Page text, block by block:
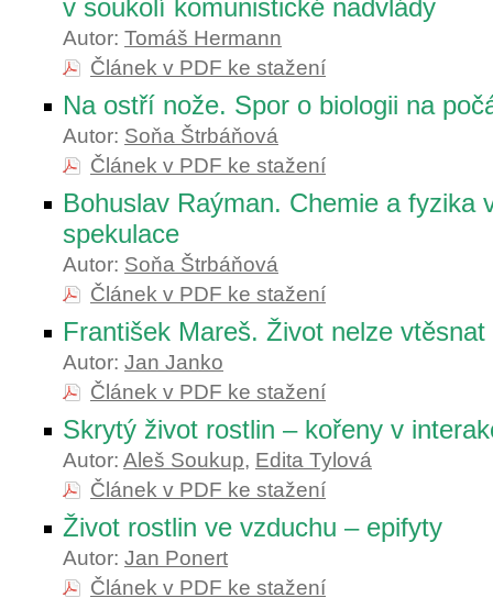
v soukolí komunistické nadvlády
Autor: Tomáš Hermann
Článek v PDF ke stažení
Na ostří nože. Spor o biologii na
Autor: Soňa Štrbáňová
Článek v PDF ke stažení
Bohuslav Raýman. Chemie a fyzika
spekulace
Autor: Soňa Štrbáňová
Článek v PDF ke stažení
František Mareš. Život nelze
Autor: Jan Janko
Článek v PDF ke stažení
Skrytý život rostlin – kořeny v
Autor: Aleš Soukup, Edita Tylová
Článek v PDF ke stažení
Život rostlin ve vzduchu – epifyty
Autor: Jan Ponert
Článek v PDF ke stažení